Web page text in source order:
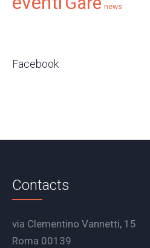
news
Facebook
Contacts
via Clementino Vannetti, 15
Roma 00139